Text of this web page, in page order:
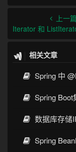
上一篇
Iterator 和 ListIterator
相关文章
Spring 中
Spring Boot集
数据库存储IPv4
Spring